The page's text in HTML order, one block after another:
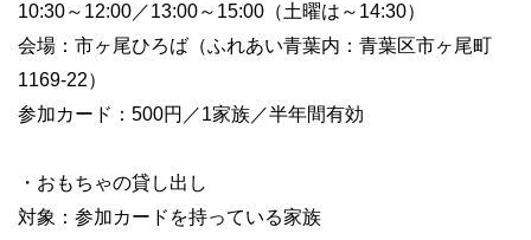
10:30～12:00／13:00～15:00（土曜は～14:30）
会場：市ヶ尾ひろば（ふれあい青葉内：青葉区市ヶ尾町
1169-22）
参加カード：500円／1家族／半年間有効
・おもちゃの貸し出し
対象：参加カードを持っている家族